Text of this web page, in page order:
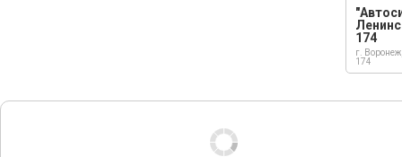
174
г.
174